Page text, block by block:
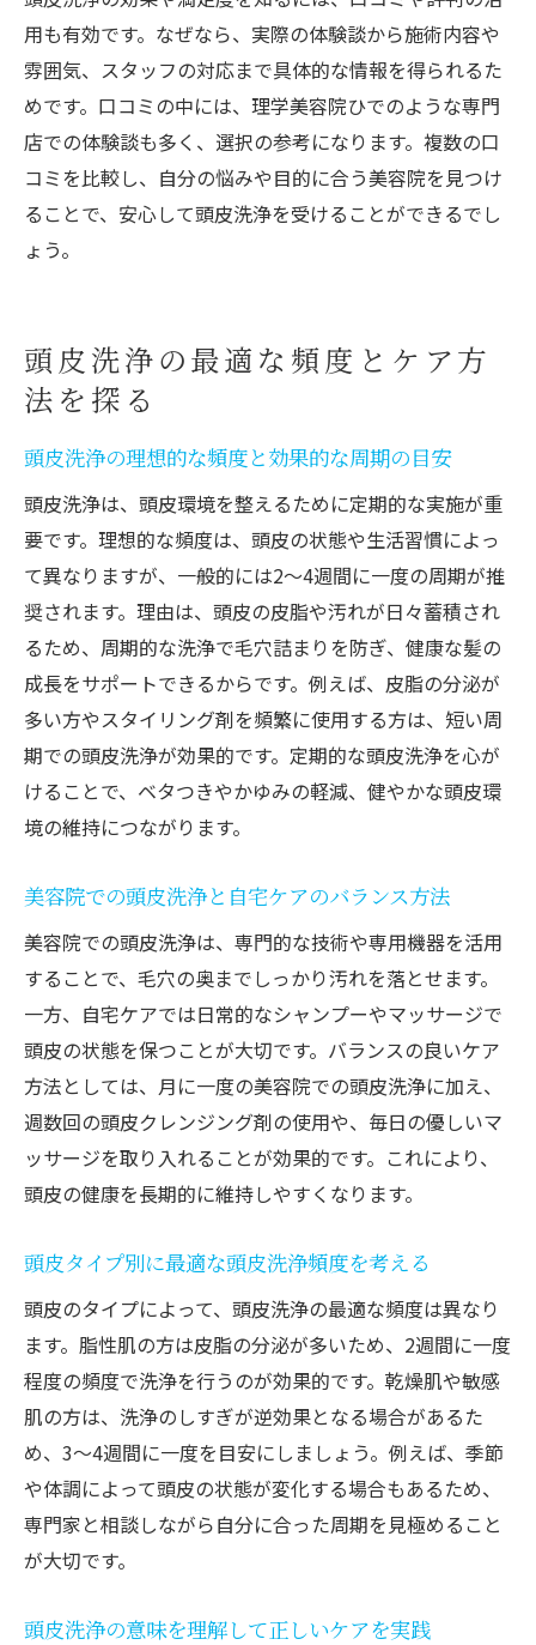
用も有効です。なぜなら、実際の体験談から施術内容や
雰囲気、スタッフの対応まで具体的な情報を得られるた
めです。口コミの中には、理学美容院ひでのような専門
店での体験談も多く、選択の参考になります。複数の口
コミを比較し、自分の悩みや目的に合う美容院を見つけ
ることで、安心して頭皮洗浄を受けることができるでし
ょう。
頭皮洗浄の最適な頻度とケア方
法を探る
頭皮洗浄の理想的な頻度と効果的な周期の目安
頭皮洗浄は、頭皮環境を整えるために定期的な実施が重
要です。理想的な頻度は、頭皮の状態や生活習慣によっ
て異なりますが、一般的には2〜4週間に一度の周期が推
奨されます。理由は、頭皮の皮脂や汚れが日々蓄積され
るため、周期的な洗浄で毛穴詰まりを防ぎ、健康な髪の
成長をサポートできるからです。例えば、皮脂の分泌が
多い方やスタイリング剤を頻繁に使用する方は、短い周
期での頭皮洗浄が効果的です。定期的な頭皮洗浄を心が
けることで、ベタつきやかゆみの軽減、健やかな頭皮環
境の維持につながります。
美容院での頭皮洗浄と自宅ケアのバランス方法
美容院での頭皮洗浄は、専門的な技術や専用機器を活用
することで、毛穴の奥までしっかり汚れを落とせます。
一方、自宅ケアでは日常的なシャンプーやマッサージで
頭皮の状態を保つことが大切です。バランスの良いケア
方法としては、月に一度の美容院での頭皮洗浄に加え、
週数回の頭皮クレンジング剤の使用や、毎日の優しいマ
ッサージを取り入れることが効果的です。これにより、
頭皮の健康を長期的に維持しやすくなります。
頭皮タイプ別に最適な頭皮洗浄頻度を考える
頭皮のタイプによって、頭皮洗浄の最適な頻度は異なり
ます。脂性肌の方は皮脂の分泌が多いため、2週間に一度
程度の頻度で洗浄を行うのが効果的です。乾燥肌や敏感
肌の方は、洗浄のしすぎが逆効果となる場合があるた
め、3〜4週間に一度を目安にしましょう。例えば、季節
や体調によって頭皮の状態が変化する場合もあるため、
専門家と相談しながら自分に合った周期を見極めること
が大切です。
頭皮洗浄の意味を理解して正しいケアを実践